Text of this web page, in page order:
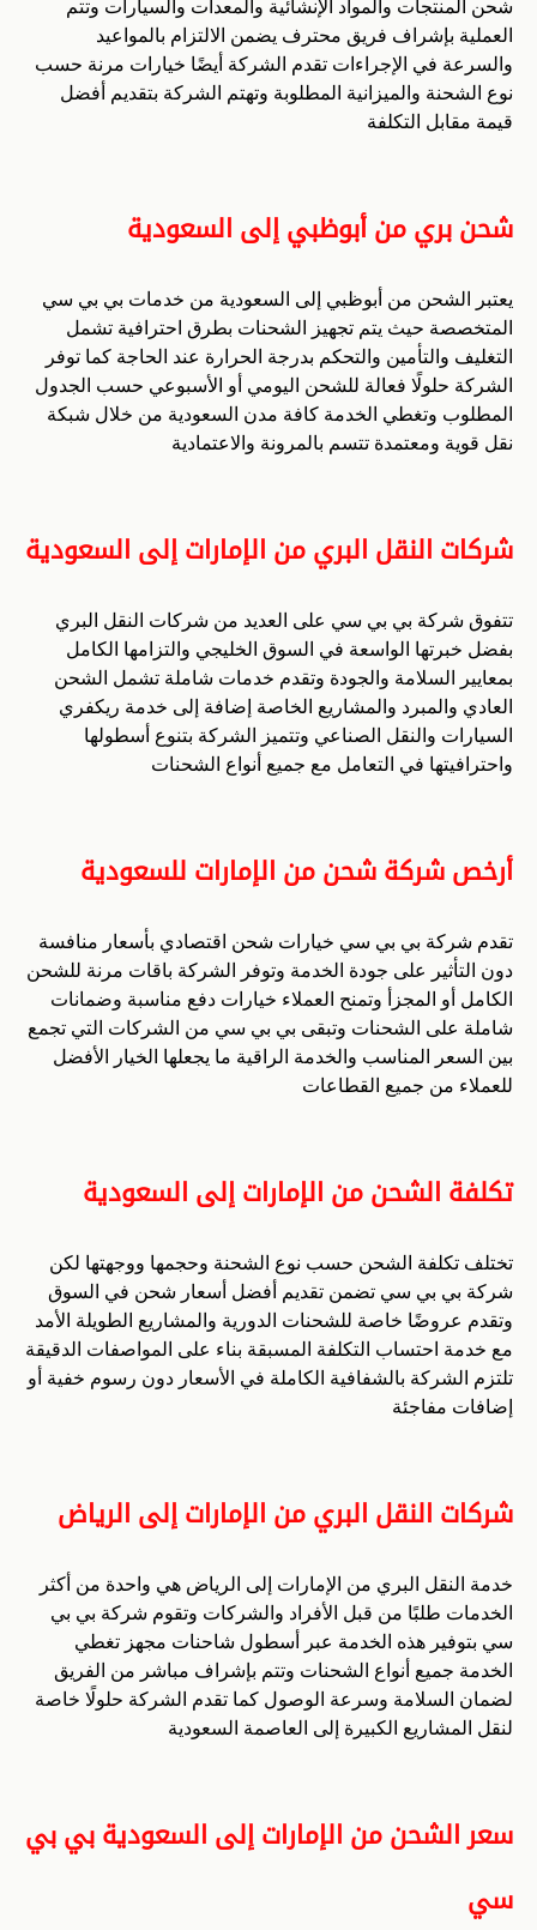
شحن المنتجات والمواد الإنشائية والمعدات والسيارات وتتم
العملية بإشراف فريق محترف يضمن الالتزام بالمواعيد
والسرعة في الإجراءات تقدم الشركة أيضًا خيارات مرنة حسب
نوع الشحنة والميزانية المطلوبة وتهتم الشركة بتقديم أفضل
قيمة مقابل التكلفة
شحن بري من أبوظبي إلى السعودية
يعتبر الشحن من أبوظبي إلى السعودية من خدمات بي بي سي
المتخصصة حيث يتم تجهيز الشحنات بطرق احترافية تشمل
التغليف والتأمين والتحكم بدرجة الحرارة عند الحاجة كما توفر
الشركة حلولًا فعالة للشحن اليومي أو الأسبوعي حسب الجدول
المطلوب وتغطي الخدمة كافة مدن السعودية من خلال شبكة
نقل قوية ومعتمدة تتسم بالمرونة والاعتمادية
شركات النقل البري من الإمارات إلى السعودية
تتفوق شركة بي بي سي على العديد من شركات النقل البري
بفضل خبرتها الواسعة في السوق الخليجي والتزامها الكامل
بمعايير السلامة والجودة وتقدم خدمات شاملة تشمل الشحن
العادي والمبرد والمشاريع الخاصة إضافة إلى خدمة ريكفري
السيارات والنقل الصناعي وتتميز الشركة بتنوع أسطولها
واحترافيتها في التعامل مع جميع أنواع الشحنات
أرخص شركة شحن من الإمارات للسعودية
تقدم شركة بي بي سي خيارات شحن اقتصادي بأسعار منافسة
دون التأثير على جودة الخدمة وتوفر الشركة باقات مرنة للشحن
الكامل أو المجزأ وتمنح العملاء خيارات دفع مناسبة وضمانات
شاملة على الشحنات وتبقى بي بي سي من الشركات التي تجمع
بين السعر المناسب والخدمة الراقية ما يجعلها الخيار الأفضل
للعملاء من جميع القطاعات
تكلفة الشحن من الإمارات إلى السعودية
تختلف تكلفة الشحن حسب نوع الشحنة وحجمها ووجهتها لكن
شركة بي بي سي تضمن تقديم أفضل أسعار شحن في السوق
وتقدم عروضًا خاصة للشحنات الدورية والمشاريع الطويلة الأمد
مع خدمة احتساب التكلفة المسبقة بناء على المواصفات الدقيقة
تلتزم الشركة بالشفافية الكاملة في الأسعار دون رسوم خفية أو
إضافات مفاجئة
شركات النقل البري من الإمارات إلى الرياض
خدمة النقل البري من الإمارات إلى الرياض هي واحدة من أكثر
الخدمات طلبًا من قبل الأفراد والشركات وتقوم شركة بي بي
سي بتوفير هذه الخدمة عبر أسطول شاحنات مجهز تغطي
الخدمة جميع أنواع الشحنات وتتم بإشراف مباشر من الفريق
لضمان السلامة وسرعة الوصول كما تقدم الشركة حلولًا خاصة
لنقل المشاريع الكبيرة إلى العاصمة السعودية
سعر الشحن من الإمارات إلى السعودية بي بي
سي